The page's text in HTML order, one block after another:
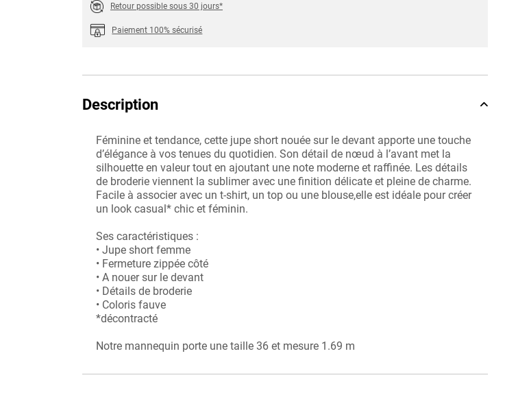
Retour possible sous 30 jours*
Paiement 100% sécurisé
Description
Féminine et tendance, cette jupe short nouée sur le devant apporte une touche
d’élégance à vos tenues du quotidien. Son détail de nœud à l’avant met la
silhouette en valeur tout en ajoutant une note moderne et raffinée. Les détails
de broderie viennent la sublimer avec une finition délicate et pleine de charme.
Facile à associer avec un t-shirt, un top ou une blouse,elle est idéale pour créer
un look casual* chic et féminin.
Ses caractéristiques :
• Jupe short femme
• Fermeture zippée côté
• A nouer sur le devant
• Détails de broderie
• Coloris fauve
*décontracté
Notre mannequin porte une taille 36 et mesure 1.69 m